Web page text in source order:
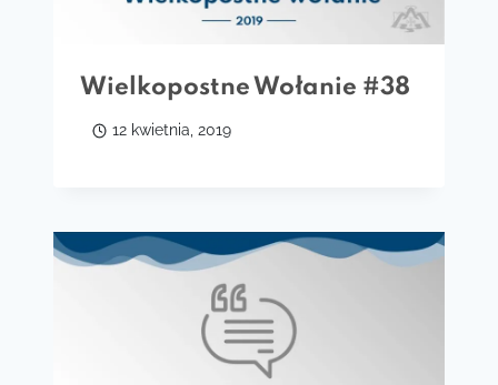
Wielkopostne Wołanie #38
12 kwietnia, 2019